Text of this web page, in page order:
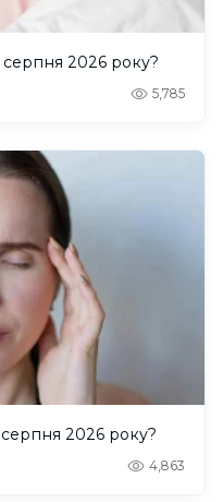
серпня 2026 року?
5,785
серпня 2026 року?
4,863